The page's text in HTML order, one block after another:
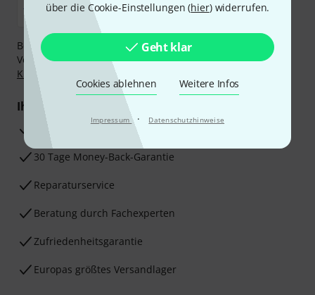
über die Cookie-Einstellungen (hier) widerrufen.
Geht klar
Cookies ablehnen Weitere Infos
Impressum · Datenschutzhinweise
Bezahlen Sie vertraulich und sicher per Nachnahme,
Vorkasse, PayPal, Amazon Pay,Klarna Sofort bezahlen,
Klarna Ratenzahlungoder Kreditkarte.
Ihre Vorteile
3 Jahre Thomann Garantie
30 Tage Money-Back-Garantie
Reparaturservice
Beratung durch Fachexperten
Zufriedenheitsgarantie
Europas größtes Versandlager